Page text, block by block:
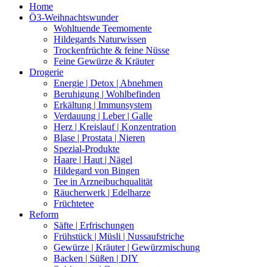
Home
Ö3-Weihnachtswunder
Wohltuende Teemomente
Hildegards Naturwissen
Trockenfrüchte & feine Nüsse
Feine Gewürze & Kräuter
Drogerie
Energie | Detox | Abnehmen
Beruhigung | Wohlbefinden
Erkältung | Immunsystem
Verdauung | Leber | Galle
Herz | Kreislauf | Konzentration
Blase | Prostata | Nieren
Spezial-Produkte
Haare | Haut | Nägel
Hildegard von Bingen
Tee in Arzneibuchqualität
Räucherwerk | Edelharze
Früchtetee
Reform
Säfte | Erfrischungen
Frühstück | Müsli | Nussaufstriche
Gewürze | Kräuter | Gewürzmischung
Backen | Süßen | DIY